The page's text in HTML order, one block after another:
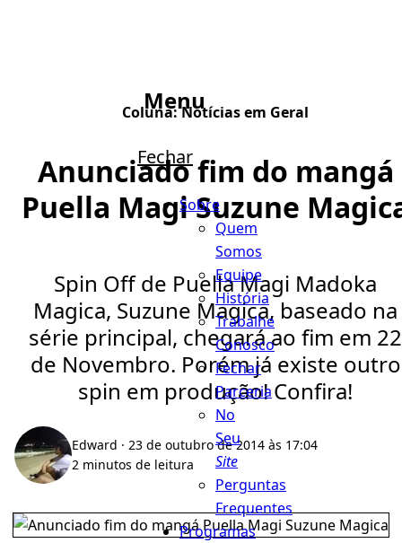
Menu
Fechar
Sobre
Quem
Somos
Equipe
História
Trabalhe
Conosco
Fechar
Parceria
No
Seu
Site
Perguntas
Frequentes
Programas
Coluna:Notícias em Geral
Anunciado fim do mangá
Puella Magi Suzune
Spin Off de Puella Magi Madoka
Magica, Suzune Magica, baseado na
série principal, chegará ao fim em 22
de Novembro. Porém já existe outro
spin em produção! Confira!
Edward · 23 de outubro de 2014 às 17:04
2 minutos de leitura